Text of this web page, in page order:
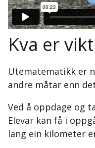
Kva er
Utematematikk er
andre måtar enn
Ved å oppdage og
Elevar kan få i
lang ein kilometer